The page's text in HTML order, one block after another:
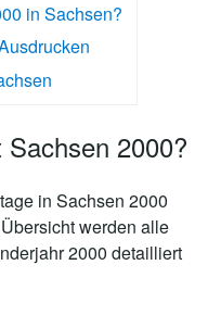
in Sachsen?
2000?
in Sachsen 2000
werden alle
2000 detailliert